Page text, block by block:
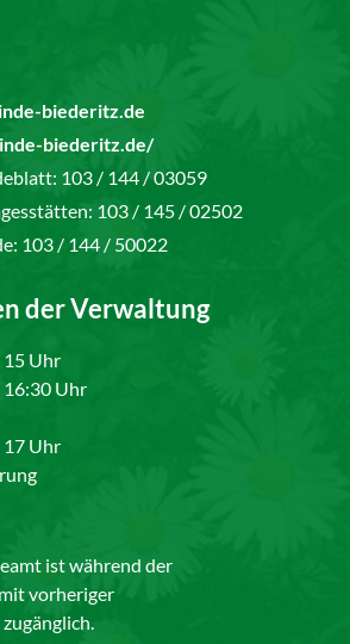
biederitz.de
biederitz.de/
103 / 144 / 03059
103 / 145 / 02502
103 / 144 / 50022
der Verwaltung
15 Uhr
16:30 Uhr
17 Uhr
ist während der
vorheriger